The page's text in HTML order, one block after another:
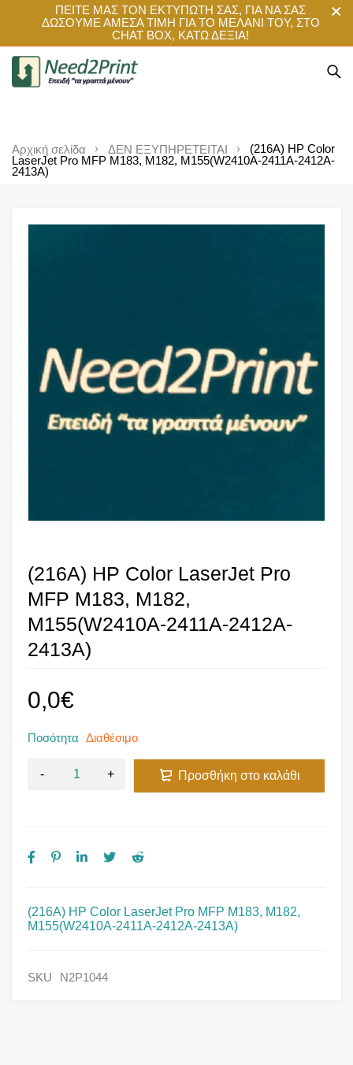
ΠΕΙΤΕ ΜΑΣ ΤΟΝ ΕΚΤΥΠΩΤΗ ΣΑΣ, ΓΙΑ ΝΑ ΣΑΣ
ΔΩΣΟΥΜΕ ΑΜΕΣΑ ΤΙΜΗ ΓΙΑ ΤΟ ΜΕΛΑΝΙ ΤΟΥ, ΣΤΟ
CHAT BOX, ΚΑΤΩ ΔΕΞΙΑ!
Αρχική σελίδα ΔΕΝ ΕΞΥΠΗΡΕΤΕΙΤΑΙ
(216A) HP Color
LaserJet Pro MFP M183, M182, M155(W2410A-2411A-2412A-
2413A)
(216A) HP Color LaserJet Pro
MFP M183, M182,
M155(W2410A-2411A-2412A-
2413A)
(216A) HP Color LaserJet Pro MFP M183, M182,
M155(W2410A-2411A-2412A-2413A)
0,0€
Ποσότητα Διαθέσιμο
Προσθήκη στο καλάθι
SKU N2P1044